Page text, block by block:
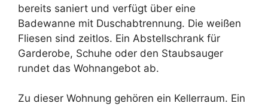
bereits saniert und verfügt über eine
Badewanne mit Duschabtrennung. Die weißen
Fliesen sind zeitlos. Ein Abstellschrank für
Garderobe, Schuhe oder den Staubsauger
rundet das Wohnangebot ab.
Zu dieser Wohnung gehören ein Kellerraum. Ein